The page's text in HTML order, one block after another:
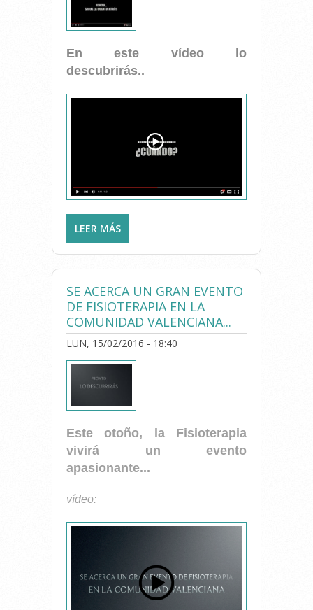
En este vídeo lo
descubrirás..
LEER MÁS
GRAN EVENTO DE LA
FISIOTERAPIA DE LA CV ESTE
SE ACERCA UN GRAN EVENTO
DE FISIOTERAPIA EN LA
COMUNIDAD VALENCIANA...
LUN, 15/02/2016 - 18:40
Este otoño, la Fisioterapia
vivirá un evento
apasionante...
vídeo: